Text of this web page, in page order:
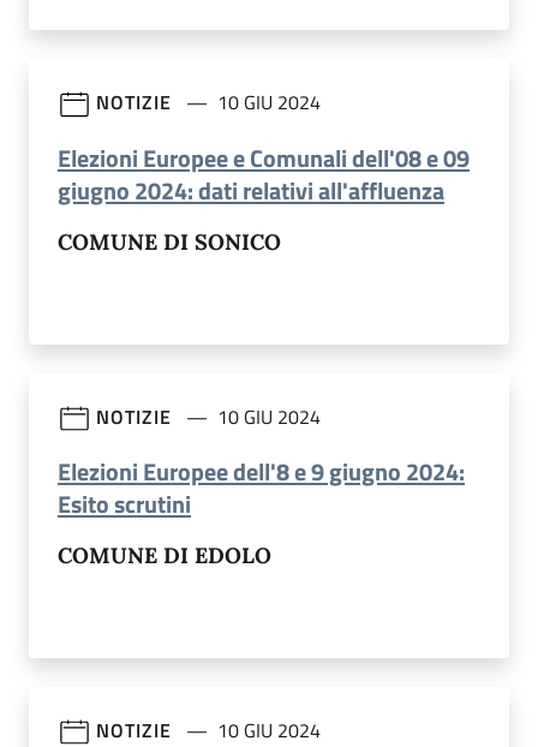
NOTIZIE 10 GIU 2024
Elezioni Europee e Comunali dell'08 e 09
giugno 2024: dati relativi all'affluenza(apre in
COMUNE DI SONICO
NOTIZIE 10 GIU 2024
Elezioni Europee dell'8 e 9 giugno 2024:
Esito scrutini
COMUNE DI EDOLO
NOTIZIE 10 GIU 2024